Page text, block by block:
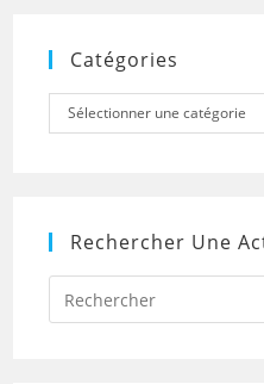
Catégories
Catégories
Sélectionner une catégorie
Rechercher Une